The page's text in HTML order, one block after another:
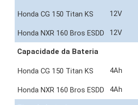
12V
12V
Capacidade da Bateria
4Ah
4Ah